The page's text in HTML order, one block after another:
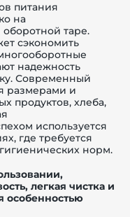
питания
на
оборотной таре.
сэкономить
надежность
Современный
размерами и
продуктов, хлеба,
используется
где требуется
норм.
легкая чистка и
особенностью